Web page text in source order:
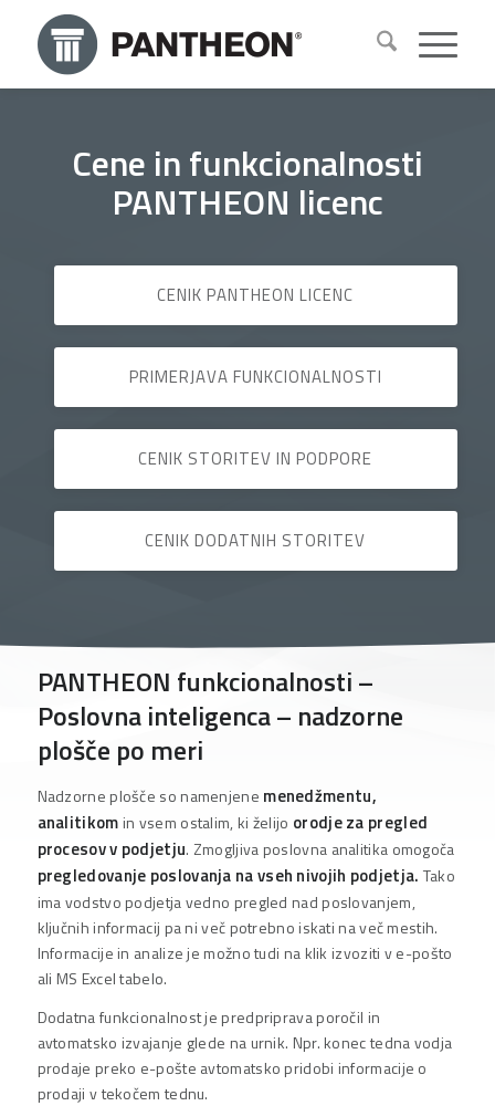
Cene in funkcionalnosti
PANTHEON licenc
CENIK PANTHEON LICENC
PRIMERJAVA FUNKCIONALNOSTI
CENIK STORITEV IN PODPORE
CENIK DODATNIH STORITEV
PANTHEON funkcionalnosti –
Poslovna inteligenca – nadzorne
plošče po meri
Nadzorne plošče so namenjene menedžmentu,
analitikom in vsem ostalim, ki želijo orodje za pregled
procesov v podjetju. Zmogljiva poslovna analitika omogoča
pregledovanje poslovanja na vseh nivojih podjetja. Tako
ima vodstvo podjetja vedno pregled nad poslovanjem,
ključnih informacij pa ni več potrebno iskati na več mestih.
Informacije in analize je možno tudi na klik izvoziti v e-pošto
ali MS Excel tabelo.
Dodatna funkcionalnost je predpriprava poročil in
avtomatsko izvajanje glede na urnik. Npr. konec tedna vodja
prodaje preko e-pošte avtomatsko pridobi informacije o
prodaji v tekočem tednu.